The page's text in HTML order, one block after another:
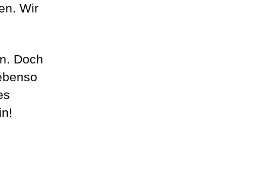
Wir
Doch